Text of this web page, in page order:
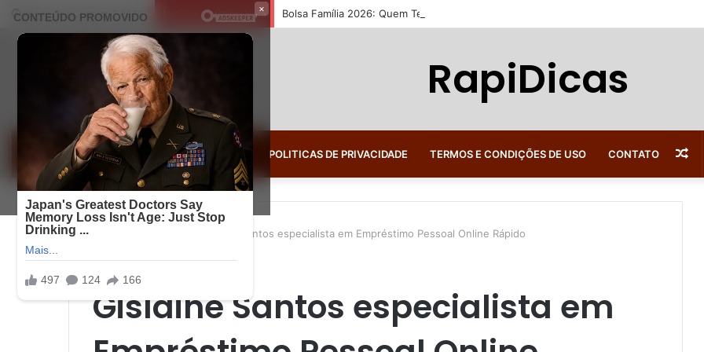
×
quarta-feira, agosto 5 2026 Notícias de Última Hora Bolsa Família 2026: Quem Tem Direito, Quanto Recebe e Como Consultar
RapiDicas
FINANÇAS POLITICAS DE PRIVACIDADE TERMOS E CONDIÇÕES DE USO CONTATO
Gislaine Santos especialista em Empréstimo Pessoal Online Rápido
Gislaine Santos especialista em